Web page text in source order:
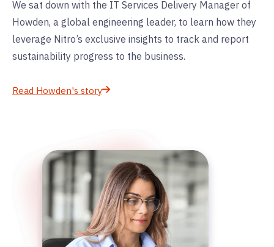
We sat down with the IT Services Delivery Manager of
Howden, a global engineering leader, to learn how they
leverage Nitro’s exclusive insights to track and report
sustainability progress to the business.
Read Howden's story